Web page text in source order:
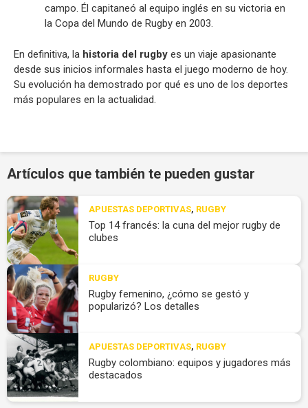
campo. Él capitaneó al equipo inglés en su victoria en
la Copa del Mundo de Rugby en 2003.
En definitiva, la historia del rugby es un viaje apasionante
desde sus inicios informales hasta el juego moderno de hoy.
Su evolución ha demostrado por qué es uno de los deportes
más populares en la actualidad.
Artículos que también te pueden gustar
APUESTAS DEPORTIVAS, RUGBY
Top 14 francés: la cuna del mejor rugby de
clubes
RUGBY
Rugby femenino, ¿cómo se gestó y
popularizó? Los detalles
APUESTAS DEPORTIVAS, RUGBY
Rugby colombiano: equipos y jugadores más
destacados